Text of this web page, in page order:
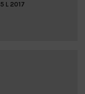
L 2017